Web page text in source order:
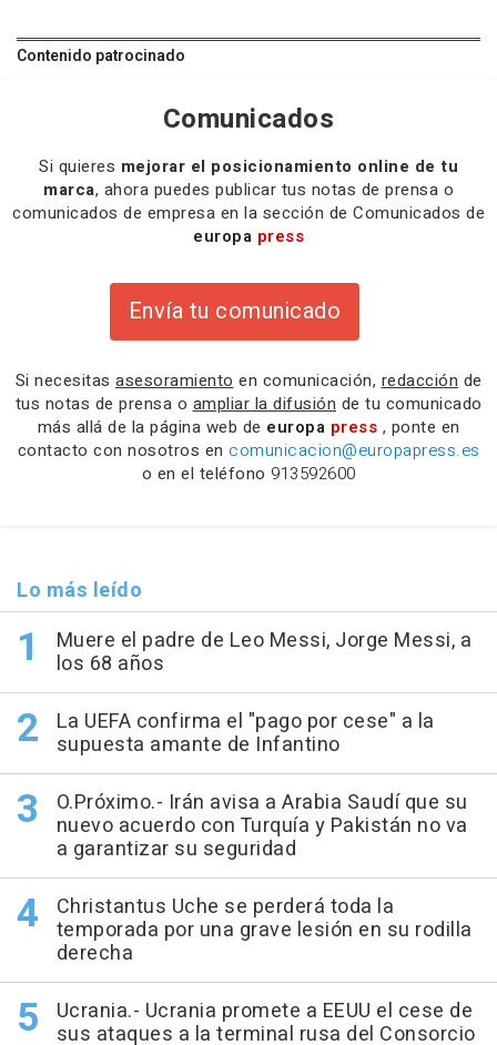
Contenido patrocinado
Comunicados
Si quieres mejorar el posicionamiento online de tu
marca, ahora puedes publicar tus notas de prensa o
comunicados de empresa en la sección de Comunicados de
europa press
Envía tu comunicado
Si necesitas asesoramiento en comunicación, redacción de
tus notas de prensa o ampliar la difusión de tu comunicado
más allá de la página web de europa press , ponte en
contacto con nosotros en comunicacion@europapress.es
o en el teléfono 913592600
Lo más leído
Muere el padre de Leo Messi, Jorge Messi, a
los 68 años
La UEFA confirma el "pago por cese" a la
supuesta amante de Infantino
O.Próximo.- Irán avisa a Arabia Saudí que su
nuevo acuerdo con Turquía y Pakistán no va
a garantizar su seguridad
Christantus Uche se perderá toda la
temporada por una grave lesión en su rodilla
derecha
Ucrania.- Ucrania promete a EEUU el cese de
sus ataques a la terminal rusa del Consorcio